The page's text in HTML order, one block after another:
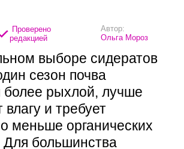
Проверено
редакцией
Автор:
Ольга Мороз
выборе сидератов
сезон почва
более рыхлой, лучше
и требует
меньше органических
Для большинства